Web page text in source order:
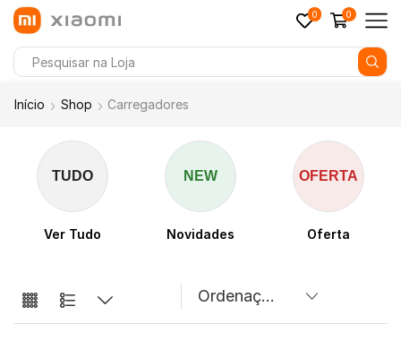
0 0
Início Shop Carregadores
TUDO
Ver Tudo
NEW
Novidades
OFERTA
Oferta